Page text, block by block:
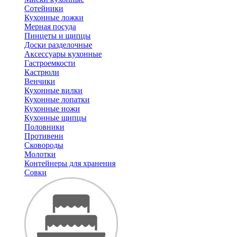
Сотейники
Кухонные ложки
Мерная посуда
Пинцеты и щипцы
Доски разделочные
Аксессуары кухонные
Гастроемкости
Кастрюли
Венчики
Кухонные вилки
Кухонные лопатки
Кухонные ножи
Кухонные щипцы
Половники
Противени
Сковороды
Молотки
Контейнеры для хранения
Совки